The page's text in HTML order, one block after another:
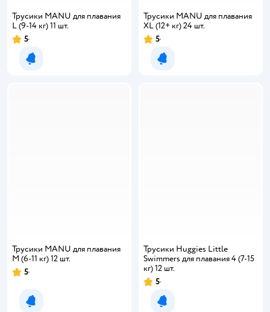
Трусики MANU для плавания
L (9-14 кг) 11 шт.
5
Уведомить о появлении
Трусики MANU для плавания
XL (12+ кг) 24 шт.
5
Уведомить о появлении
Трусики MANU для плавания
M (6-11 кг) 12 шт.
5
Уведомить о появлении
Трусики Huggies Little
Swimmers для плавания 4 (7-15
кг) 12 шт.
5
Уведомить о появлении